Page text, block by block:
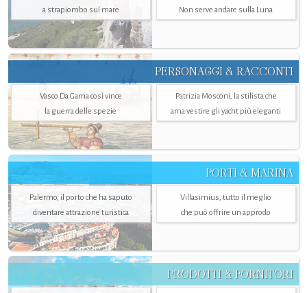
a strapiombo sul mare
Non serve andare sulla Luna
PERSONAGGI & RACCONTI
Vasco Da Gama così vince
la guerra delle spezie
Patrizia Mosconi, la stilista che
ama vestire gli yacht più eleganti
PORTI & MARINA
Palermo, il porto che ha saputo
diventare attrazione turistica
Villasimius, tutto il meglio
che può offrire un approdo
PRODOTTI & FORNITORI